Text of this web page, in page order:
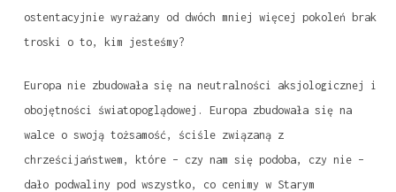
ostentacyjnie wyrażany od dwóch mniej więcej pokoleń brak
troski o to, kim jesteśmy?
Europa nie zbudowała się na neutralności aksjologicznej i
obojętności światopoglądowej. Europa zbudowała się na
walce o swoją tożsamość, ściśle związaną z
chrześcijaństwem, które – czy nam się podoba, czy nie –
dało podwaliny pod wszystko, co cenimy w Starym